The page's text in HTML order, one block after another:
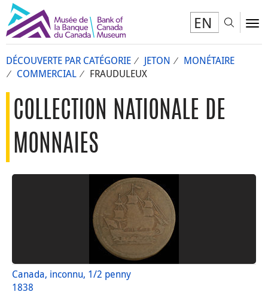
EN
DÉCOUVERTE PAR CATÉGORIE JETON
MONÉTAIRE
COMMERCIAL
FRAUDULEUX
COLLECTION NATIONALE DE
MONNAIES
Canada, inconnu, 1/2 penny
1838